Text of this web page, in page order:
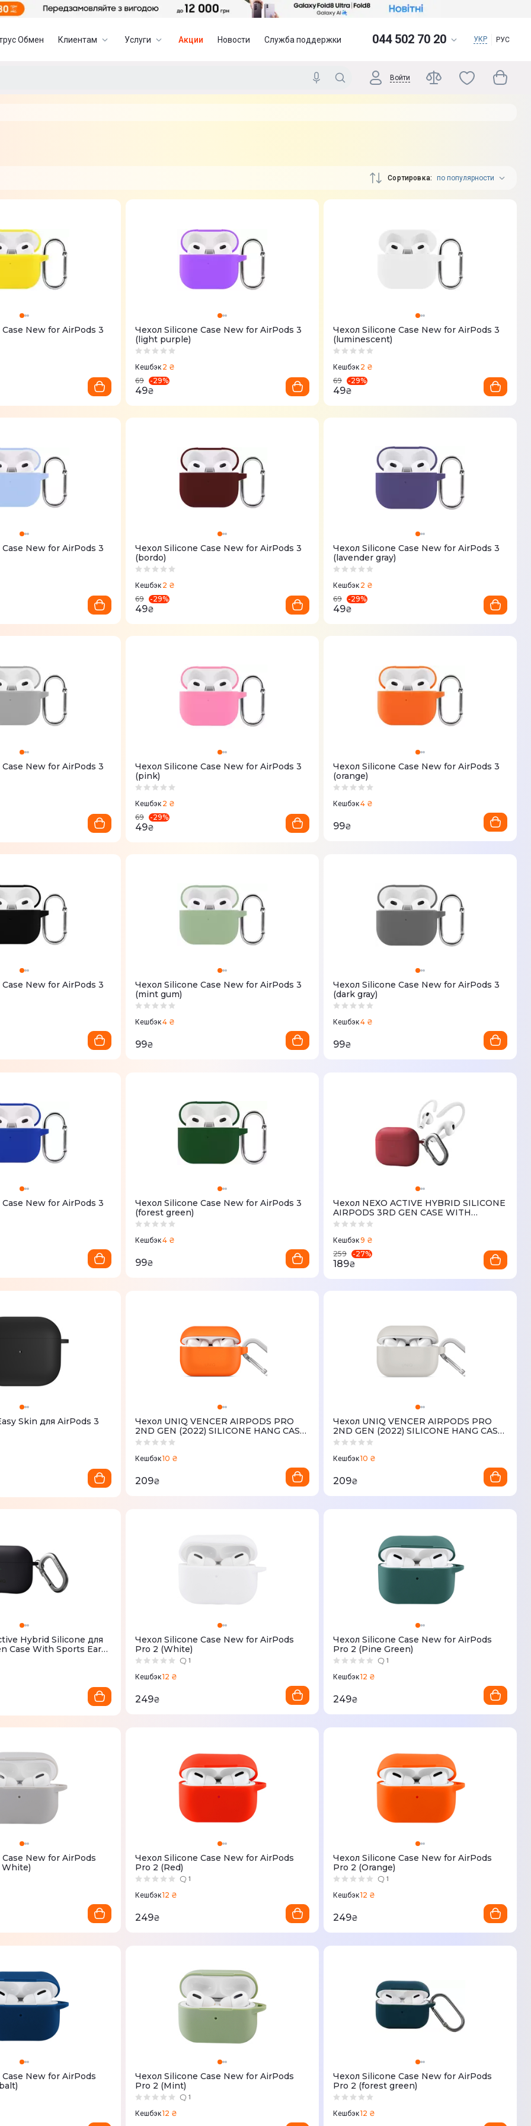
Обмен Клиентам Услуги Акции Новости Служба поддержки 044 502 70 20 УКР РУС
Войти
Сортировка по популярности
New for AirPods 3
Чехол Silicone Case New for AirPods 3
(light purple)
Кешбэк 2 ₴
69
-29%
49₴
Чехол Silicone Case New for AirPods 3
(luminescent)
Кешбэк 2 ₴
69
-29%
49₴
New for AirPods 3
Чехол Silicone Case New for AirPods 3
(bordo)
Кешбэк 2 ₴
69
-29%
49₴
Чехол Silicone Case New for AirPods 3
(lavender gray)
Кешбэк 2 ₴
69
-29%
49₴
New for AirPods 3
Чехол Silicone Case New for AirPods 3
(pink)
Кешбэк 2 ₴
69
-29%
49₴
Чехол Silicone Case New for AirPods 3
(orange)
Кешбэк4 ₴
99₴
New for AirPods 3
Чехол Silicone Case New for AirPods 3
(mint gum)
Кешбэк4 ₴
99₴
Чехол Silicone Case New for AirPods 3
(dark gray)
Кешбэк4 ₴
99₴
New for AirPods 3
Чехол Silicone Case New for AirPods 3
(forest green)
Кешбэк4 ₴
99₴
Чехол NEXO ACTIVE HYBRID SILICONE
AIRPODS 3RD GEN CASE WITH
SPORTS EAR HOOKS - CORAL PINK
Кешбэк9 ₴
259
-27%
189₴
Skin для AirPods 3
Чехол UNIQ VENCER AIRPODS PRO
2ND GEN (2022) SILICONE HANG CASE
ORANGE
Кешбэк10 ₴
209₴
Чехол UNIQ VENCER AIRPODS PRO
2ND GEN (2022) SILICONE HANG CASE
GREY
Кешбэк10 ₴
209₴
Hybrid Silicone для
Case With Sports Ear
(Grey)
Чехол Silicone Case New for AirPods
Pro 2 (White)
1
Кешбэк12 ₴
249₴
Чехол Silicone Case New for AirPods
Pro 2 (Pine Green)
1
Кешбэк12 ₴
249₴
New for AirPods
White)
Чехол Silicone Case New for AirPods
Pro 2 (Red)
1
Кешбэк12 ₴
249₴
Чехол Silicone Case New for AirPods
Pro 2 (Orange)
1
Кешбэк12 ₴
249₴
New for AirPods
Чехол Silicone Case New for AirPods
Pro 2 (Mint)
1
Кешбэк12 ₴
Чехол Silicone Case New for AirPods
Pro 2 (forest green)
Кешбэк12 ₴